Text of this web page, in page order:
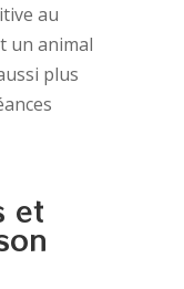
au
un animal
plus
et